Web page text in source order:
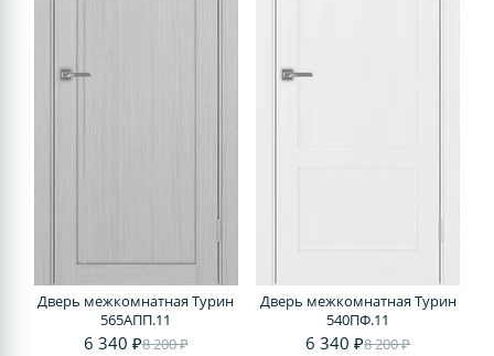
Дверь межкомнатная Турин
565АПП.11
6 340 ₽8 200 ₽
Дверь межкомнатная Турин
540ПФ.11
6 340 ₽8 200 ₽